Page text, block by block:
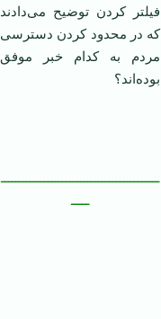
فیلتر کردن توضیح می‌دادند
که در محدود کردن دسترسی
مردم به کدام خبر موفق
بوده‌اند؟
‌ــــــــــــــــــــــــــــــــــــــــــــ
ـــــ